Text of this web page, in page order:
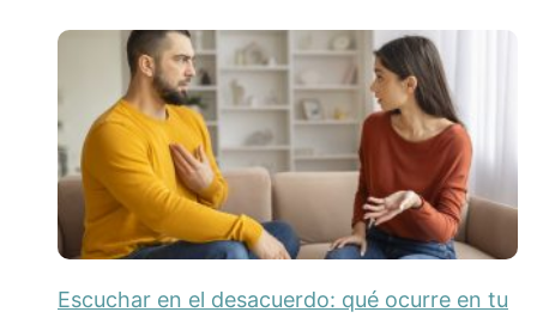
Escuchar en el desacuerdo: qué ocurre en tu